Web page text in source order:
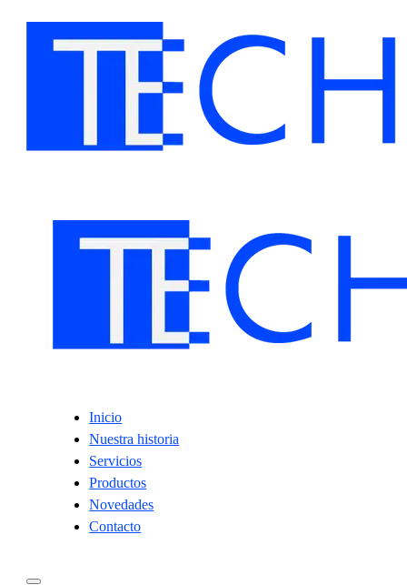
Inicio
Nuestra historia
Servicios
Productos
Novedades
Contacto